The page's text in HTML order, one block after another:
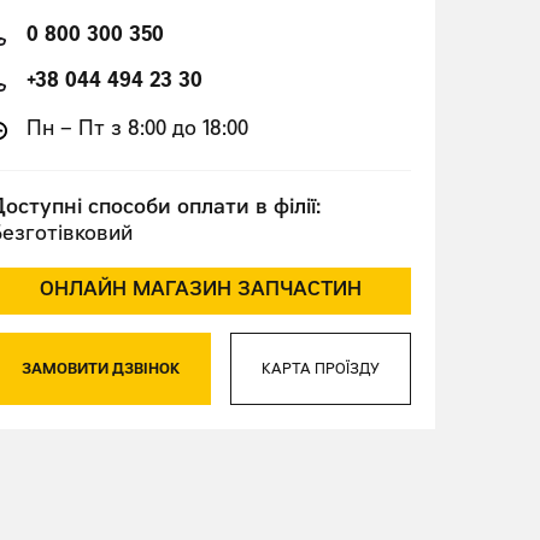
0 800 300 350
+38 044 494 23 30
Пн – Пт з 8:00 до 18:00
способи оплати в філії:
ОНЛАЙН МАГАЗИН ЗАПЧАСТИН
ЗАМОВИТИ ДЗВІНОК КАРТА ПРОЇЗДУ